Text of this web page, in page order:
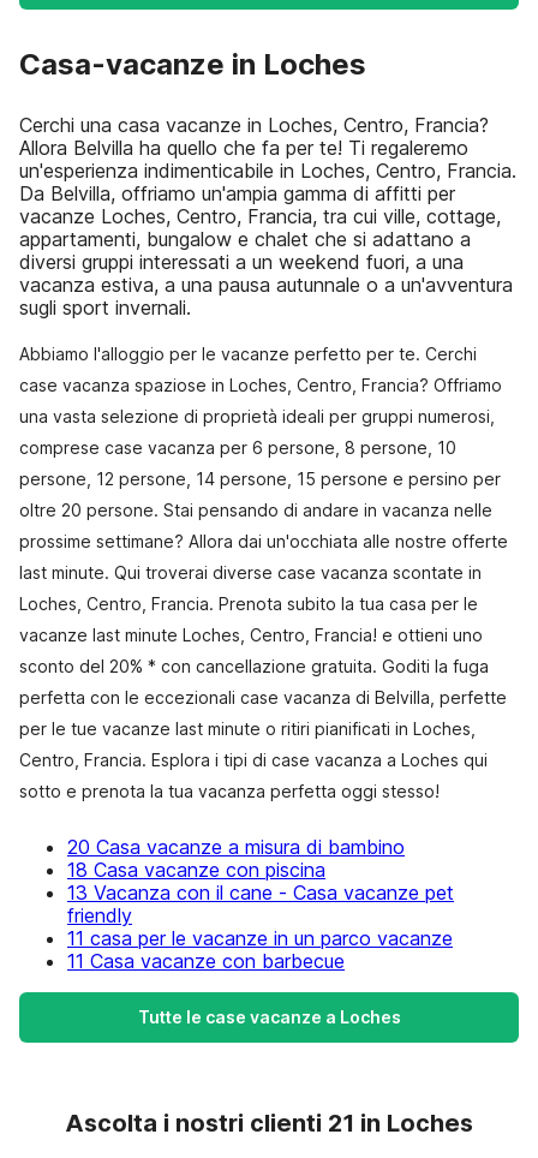
Casa-vacanze in Loches
Cerchi una casa vacanze in Loches, Centro, Francia?
Allora Belvilla ha quello che fa per te! Ti regaleremo
un'esperienza indimenticabile in Loches, Centro, Francia.
Da Belvilla, offriamo un'ampia gamma di affitti per
vacanze Loches, Centro, Francia, tra cui ville, cottage,
appartamenti, bungalow e chalet che si adattano a
diversi gruppi interessati a un weekend fuori, a una
vacanza estiva, a una pausa autunnale o a un'avventura
sugli sport invernali.
Abbiamo l'alloggio per le vacanze perfetto per te. Cerchi
case vacanza spaziose in Loches, Centro, Francia? Offriamo
una vasta selezione di proprietà ideali per gruppi numerosi,
comprese case vacanza per 6 persone, 8 persone, 10
persone, 12 persone, 14 persone, 15 persone e persino per
oltre 20 persone. Stai pensando di andare in vacanza nelle
prossime settimane? Allora dai un'occhiata alle nostre offerte
last minute. Qui troverai diverse case vacanza scontate in
Loches, Centro, Francia. Prenota subito la tua casa per le
vacanze last minute Loches, Centro, Francia! e ottieni uno
sconto del 20% * con cancellazione gratuita. Goditi la fuga
perfetta con le eccezionali case vacanza di Belvilla, perfette
per le tue vacanze last minute o ritiri pianificati in Loches,
Centro, Francia. Esplora i tipi di case vacanza a Loches qui
sotto e prenota la tua vacanza perfetta oggi stesso!
20 Casa vacanze a misura di bambino
18 Casa vacanze con piscina
13 Vacanza con il cane - Casa vacanze pet
friendly
11 casa per le vacanze in un parco vacanze
11 Casa vacanze con barbecue
Tutte le case vacanze a Loches
Ascolta i nostri clienti 21 in Loches